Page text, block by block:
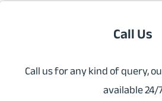
Call Us
Call us for any kind of query,
available 24/